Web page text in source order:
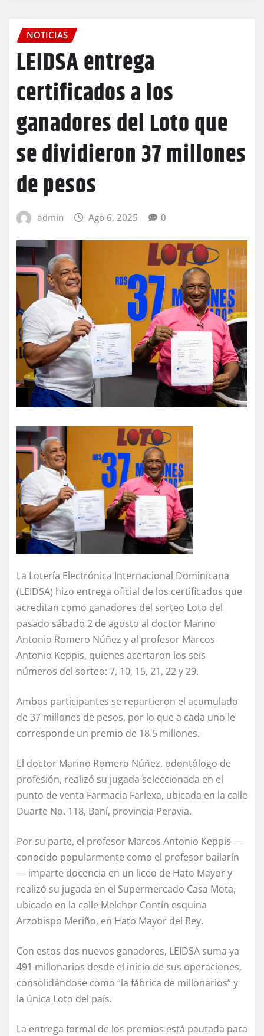
NOTICIAS
LEIDSA entrega
certificados a los
ganadores del Loto que
se dividieron 37 millones
de pesos
admin Ago 6, 2025 0
La Lotería Electrónica Internacional Dominicana
(LEIDSA) hizo entrega oficial de los certificados que
acreditan como ganadores del sorteo Loto del
pasado sábado 2 de agosto al doctor Marino
Antonio Romero Núñez y al profesor Marcos
Antonio Keppis, quienes acertaron los seis
números del sorteo: 7, 10, 15, 21, 22 y 29.
Ambos participantes se repartieron el acumulado
de 37 millones de pesos, por lo que a cada uno le
corresponde un premio de 18.5 millones.
El doctor Marino Romero Núñez, odontólogo de
profesión, realizó su jugada seleccionada en el
punto de venta Farmacia Farlexa, ubicada en la calle
Duarte No. 118, Baní, provincia Peravia.
Por su parte, el profesor Marcos Antonio Keppis —
conocido popularmente como el profesor bailarín
— imparte docencia en un liceo de Hato Mayor y
realizó su jugada en el Supermercado Casa Mota,
ubicado en la calle Melchor Contín esquina
Arzobispo Meriño, en Hato Mayor del Rey.
Con estos dos nuevos ganadores, LEIDSA suma ya
491 millonarios desde el inicio de sus operaciones,
consolidándose como “la fábrica de millonarios” y
la única Loto del país.
La entrega formal de los premios está pautada para